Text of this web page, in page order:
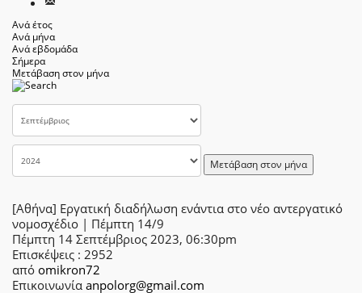
Ανά έτος
Ανά μήνα
Ανά εβδομάδα
Σήμερα
Μετάβαση στον μήνα
Μετάβαση στον μήνα
[Αθήνα] Εργατική διαδήλωση ενάντια στο νέο αντεργατικό
νομοσχέδιο | Πέμπτη 14/9
Πέμπτη 14 Σεπτέμβριος 2023, 06:30pm
Επισκέψεις : 2952
από omikron72
Επικοινωνία anpolorg@gmail.com